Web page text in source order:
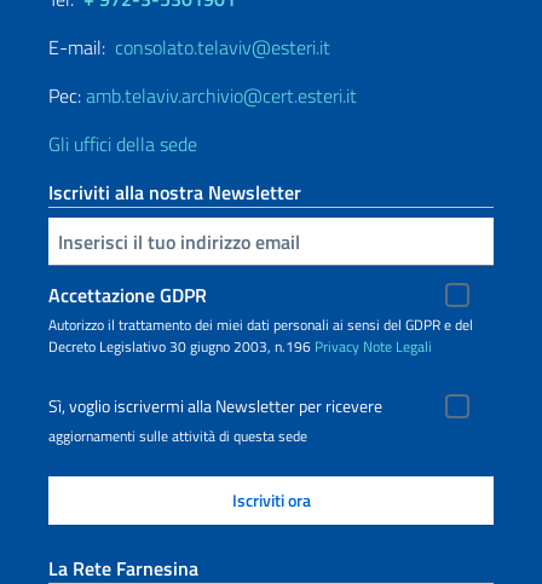
E-mail: consolato.telaviv@esteri.it
Pec:amb.telaviv.archivio@cert.esteri.it
Gli uffici della sede
Iscriviti alla nostra Newsletter
Inserisci la tua email
Accettazione GDPR
Autorizzo il trattamento dei miei dati personali ai sensi del GDPR e del
Decreto Legislativo 30 giugno 2003, n.196 Privacy Note Legali
Sì, voglio iscrivermi alla Newsletter per ricevere
aggiornamenti sulle attività di questa sede
La Rete Farnesina